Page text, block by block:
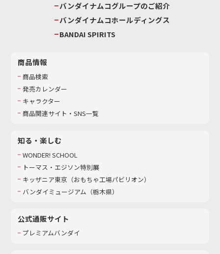
バンダイナムコグループのご紹介
バンダイナムコホールディングス
BANDAI SPIRITS
商品情報
商品検索
発売カレンダー
キャラクター
商品関連サイト・SNS一覧
知る・楽しむ
WONDER! SCHOOL
トーマス・エジソン特別展
キッザニア東京（おもちゃ工場パビリオン）​
バンダイミュージアム（栃木県）
公式通販サイト
プレミアムバンダイ